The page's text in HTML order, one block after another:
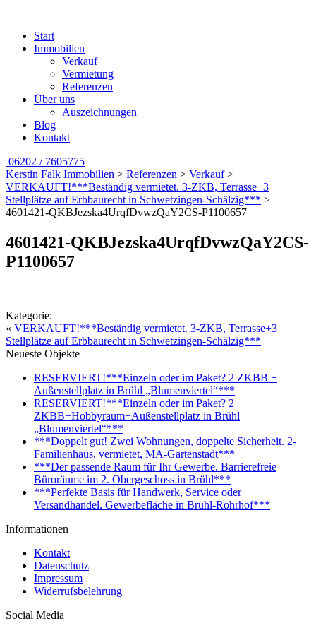
Start
Immobilien
Verkauf
Vermietung
Referenzen
Über uns
Auszeichnungen
Blog
Kontakt
06202 / 7605775
Kerstin Falk Immobilien > Referenzen > Verkauf>
VERKAUFT!***Beständig vermietet. 3-ZKB, Terrasse+3
Stellplätze auf Erbbaurecht in Schwetzingen-Schälzig*** >
4601421-QKBJezska4UrqfDvwzQaY2CS-P1100657
4601421-QKBJezska4UrqfDvwzQaY2CS-
P1100657
Kategorie:
« VERKAUFT!***Beständig vermietet. 3-ZKB, Terrasse+3
Stellplätze auf Erbbaurecht in Schwetzingen-Schälzig***
Neueste Objekte
RESERVIERT!***Einzeln oder im Paket? 2 ZKBB +
Außenstellplatz in Brühl „Blumenviertel“***
RESERVIERT!***Einzeln oder im Paket? 2
ZKBB+Hobbyraum+Außenstellplatz in Brühl
„Blumenviertel“***
***Doppelt gut! Zwei Wohnungen, doppelte Sicherheit. 2-
Familienhaus, vermietet, MA-Gartenstadt***
***Der passende Raum für Ihr Gewerbe. Barrierefreie
Büroräume im 2. Obergeschoss in Brühl***
***Perfekte Basis für Handwerk, Service oder
Versandhandel. Gewerbefläche in Brühl-Rohrhof***
Informationen
Kontakt
Datenschutz
Impressum
Widerrufsbelehrung
Social Media